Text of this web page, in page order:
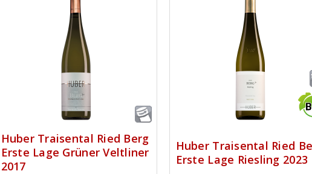
Huber Traisental Ried Berg
Erste Lage Grüner Veltliner
2017
Huber Traisental Ried
Erste Lage Riesling 2023